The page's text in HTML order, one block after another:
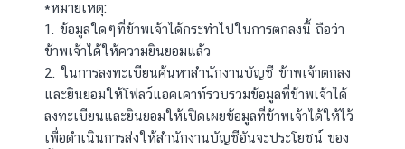
*หมายเหตุ:
1. ข้อมูลใดๆที่ข้าพเจ้าได้กระทำไปในการตกลงนี้ ถือว่า
ข้าพเจ้าได้ให้ความยินยอมแล้ว
2. ในการลงทะเบียนค้นหาสำนักงานบัญชี ข้าพเจ้าตกลง
และยินยอมให้โฟลว์แอคเคาท์รวบรวมข้อมูลที่ข้าพเจ้าได้
ลงทะเบียนและยินยอมให้เปิดเผยข้อมูลที่ข้าพเจ้าได้ให้ไว้
เพื่อดำเนินการส่งให้สำนักงานบัญชีอันจะประโยชน์ ของ